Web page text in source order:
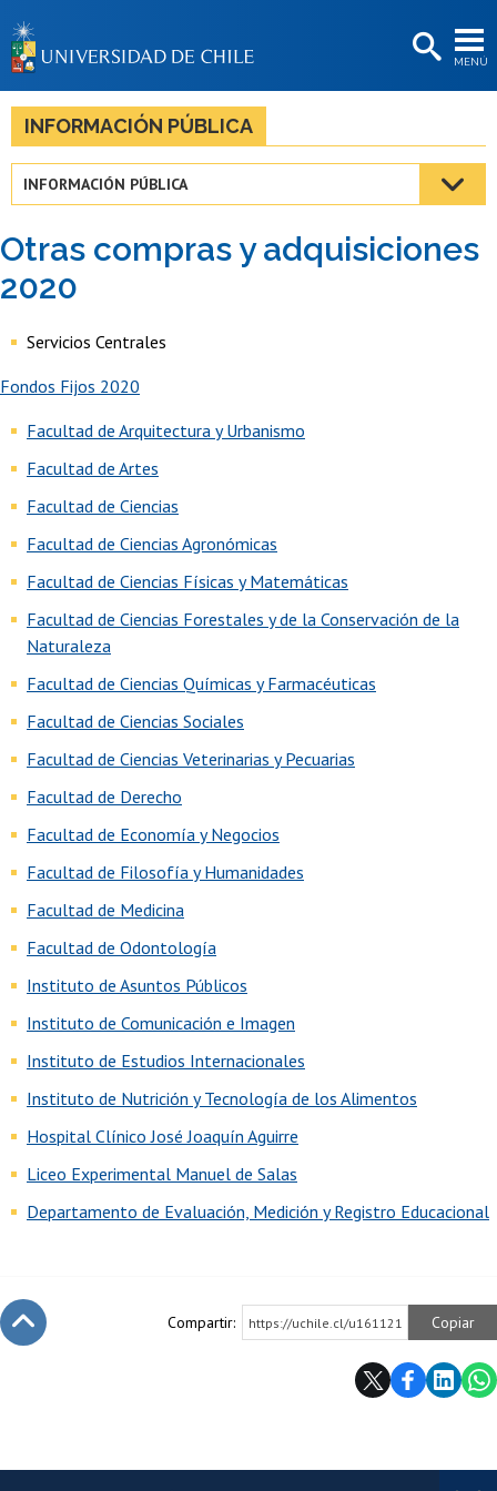
MENÚ
BIBLIOTECAS
LA UNIVERSIDAD
Estudiantes
Académicas/os
INFORMACIÓN PÚBLICA
INFORMACIÓN PÚBLICA
Otras compras y adquisiciones
2020
Servicios Centrales
Fondos Fijos 2020
Facultad de Arquitectura y Urbanismo
Facultad de Artes
Facultad de Ciencias
Facultad de Ciencias Agronómicas
Facultad de Ciencias Físicas y Matemáticas
Facultad de Ciencias Forestales y de la Conservación de la
Naturaleza
Facultad de Ciencias Químicas y Farmacéuticas
Facultad de Ciencias Sociales
Facultad de Ciencias Veterinarias y Pecuarias
Facultad de Derecho
Facultad de Economía y Negocios
Facultad de Filosofía y Humanidades
Facultad de Medicina
Facultad de Odontología
Instituto de Asuntos Públicos
Instituto de Comunicación e Imagen
Instituto de Estudios Internacionales
Instituto de Nutrición y Tecnología de los Alimentos
Hospital Clínico José Joaquín Aguirre
Liceo Experimental Manuel de Salas
Departamento de Evaluación, Medición y Registro Educacional
Compartir: https://uchile.cl/u161121 Copiar